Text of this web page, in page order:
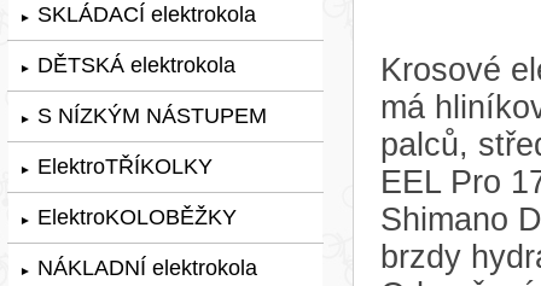
► SKLÁDACÍ elektrokola
► DĚTSKÁ elektrokola
► S NÍZKÝM NÁSTUPEM
► ElektroTŘÍKOLKY
► ElektroKOLOBĚŽKY
► NÁKLADNÍ elektrokola
Krosové
má
palců,
EEL Pro
Shimano
brzdy